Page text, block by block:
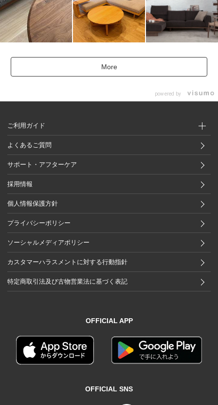
More
powered by
ご利用ガイド
よくあるご質問
サポート・アフターケア
採用情報
個人情報保護方針
プライバシーポリシー
ソーシャルメディアポリシー
カスタマーハラスメントに対する行動指針
特定商取引法及び古物営業法に基づく表記
OFFICIAL APP
OFFICIAL SNS